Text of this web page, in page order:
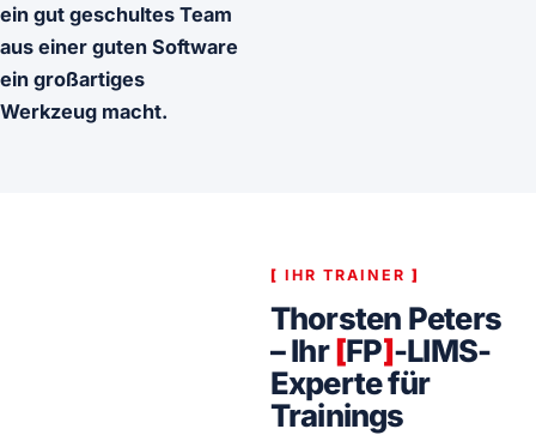
ein gut geschultes Team
aus einer guten Software
ein großartiges
Werkzeug macht.
[ IHR TRAINER ]
Thorsten Peters
– Ihr[FP]-LIMS-
Experte für
Trainings